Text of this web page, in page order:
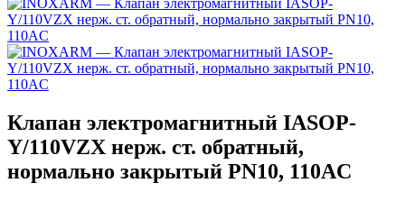
Клапан электромагнитный IASOP-
Y/110VZX нерж. ст. обратный,
нормально закрытый PN10, 110AC